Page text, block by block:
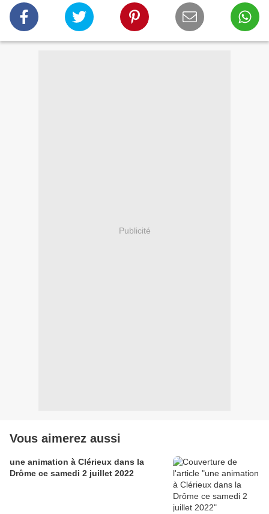
Publicité
Vous aimerez aussi
une animation à Clérieux dans la
Drôme ce samedi 2 juillet 2022